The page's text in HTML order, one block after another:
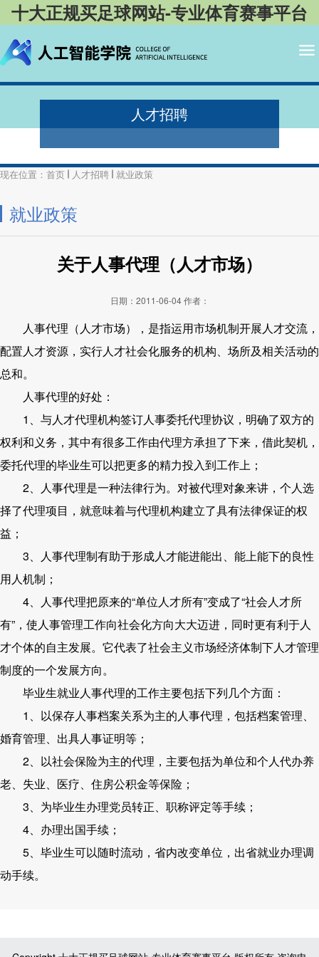
十大正规买足球网站-专业体育赛事平台
人才招聘
现在位置： 首页 人才招聘 就业政策
就业政策
关于人事代理（人才市场）
日期：2011-06-04 作者：
人事代理（人才市场），是指运用市场机制开展人才交流，
配置人才资源，实行人才社会化服务的机构、场所及相关活动的
总和。
人事代理的好处：
1、与人才代理机构签订人事委托代理协议，明确了双方的
权利和义务，其中有很多工作由代理方承担了下来，借此契机，
委托代理的毕业生可以把更多的精力投入到工作上；
2、人事代理是一种法律行为。对被代理对象来讲，个人选
择了代理项目，就意味着与代理机构建立了具有法律保证的权
益；
3、人事代理制有助于形成人才能进能出、能上能下的良性
用人机制；
4、人事代理把原来的“单位人才所有”变成了“社会人才所
有”，使人事管理工作向社会化方向大大迈进，同时更有利于人
才个体的自主发展。它代表了社会主义市场经济体制下人才管理
制度的一个发展方向。
毕业生就业人事代理的工作主要包括下列几个方面：
1、以保存人事档案关系为主的人事代理，包括档案管理、
婚育管理、出具人事证明等；
2、以社会保险为主的代理，主要包括为单位和个人代办养
老、失业、医疗、住房公积金等保险；
3、为毕业生办理党员转正、职称评定等手续；
4、办理出国手续；
5、毕业生可以随时流动，省内改变单位，出省就业办理调
动手续。